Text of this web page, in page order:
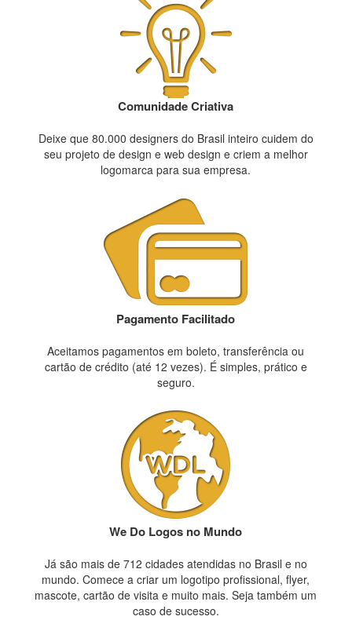
Comunidade Criativa
Deixe que 80.000 designers do Brasil inteiro cuidem do
seu projeto de design e web design e criem a melhor
logomarca para sua empresa.
Pagamento Facilitado
Aceitamos pagamentos em boleto, transferência ou
cartão de crédito (até 12 vezes). É simples, prático e
seguro.
We Do Logos no Mundo
Já são mais de 712 cidades atendidas no Brasil e no
mundo. Comece a criar um logotipo profissional, flyer,
mascote, cartão de visita e muito mais. Seja também um
caso de sucesso.